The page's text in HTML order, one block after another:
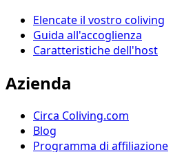
Elencate il vostro coliving
Guida all'accoglienza
Caratteristiche dell'host
Azienda
Circa Coliving.com
Blog
Programma di affiliazione